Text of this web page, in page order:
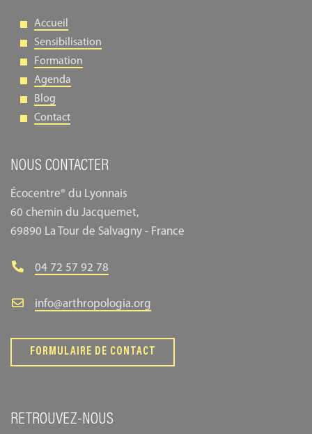
Accueil
Sensibilisation
Formation
Agenda
Blog
Contact
NOUS CONTACTER
Écocentre® du Lyonnais
60 chemin du Jacquemet,
69890 La Tour de Salvagny - France
04 72 57 92 78
info@arthropologia.org
FORMULAIRE DE CONTACT
RETROUVEZ-NOUS